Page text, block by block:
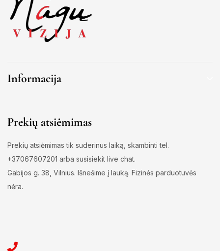
Informacija
Prekių atsiėmimas
Prekių atsiėmimas tik suderinus laiką, skambinti tel.
+37067607201 arba susisiekit live chat.
Gabijos g. 38, Vilnius. Išnešime į lauką. Fizinės parduotuvės
nėra.